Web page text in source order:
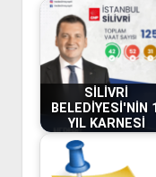
SİLİVRİ
BELEDİYESİ'NİN 1.
YIL KARNESİ